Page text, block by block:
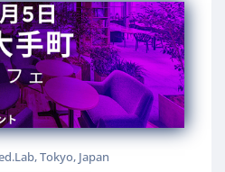
Tokyo, Japan